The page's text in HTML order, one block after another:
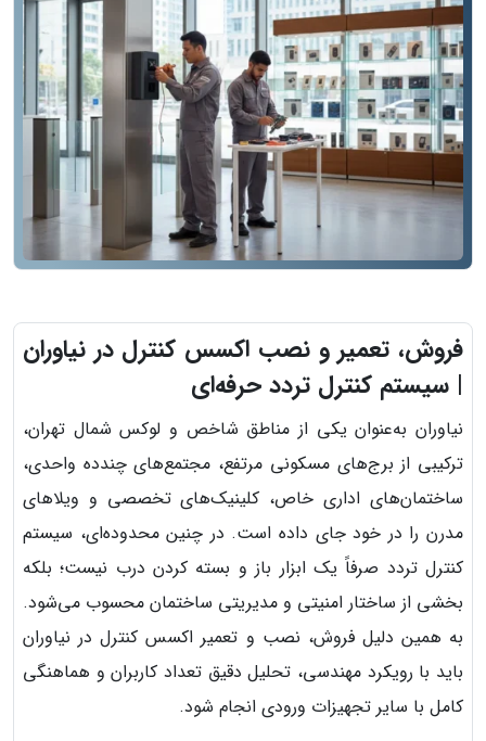
فروش، تعمیر و نصب اکسس کنترل در نیاوران
| سیستم کنترل تردد حرفه‌ای
نیاوران به‌عنوان یکی از مناطق شاخص و لوکس شمال تهران،
ترکیبی از برج‌های مسکونی مرتفع، مجتمع‌های چندده واحدی،
ساختمان‌های اداری خاص، کلینیک‌های تخصصی و ویلاهای
مدرن را در خود جای داده است. در چنین محدوده‌ای، سیستم
کنترل تردد صرفاً یک ابزار باز و بسته کردن درب نیست؛ بلکه
بخشی از ساختار امنیتی و مدیریتی ساختمان محسوب می‌شود.
به همین دلیل فروش، نصب و تعمیر اکسس کنترل در نیاوران
باید با رویکرد مهندسی، تحلیل دقیق تعداد کاربران و هماهنگی
کامل با سایر تجهیزات ورودی انجام شود.